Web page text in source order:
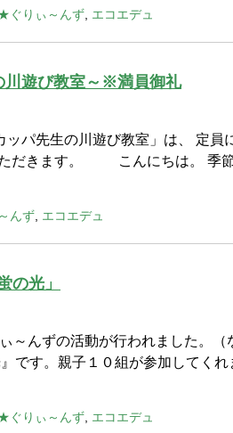
ぐりぃ～んず エコエデュ
川遊び教室～※満員御礼
パ先生の川遊び教室」は、 定員
ただきます。 こんにちは。 季
んず エコエデュ
の光」
～んずの活動が行われました。（
です。親子１０組が参加してく
ぐりぃ～んず エコエデュ